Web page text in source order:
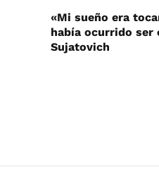
«Mi sueño era
había ocurrido ser
Sujatovich